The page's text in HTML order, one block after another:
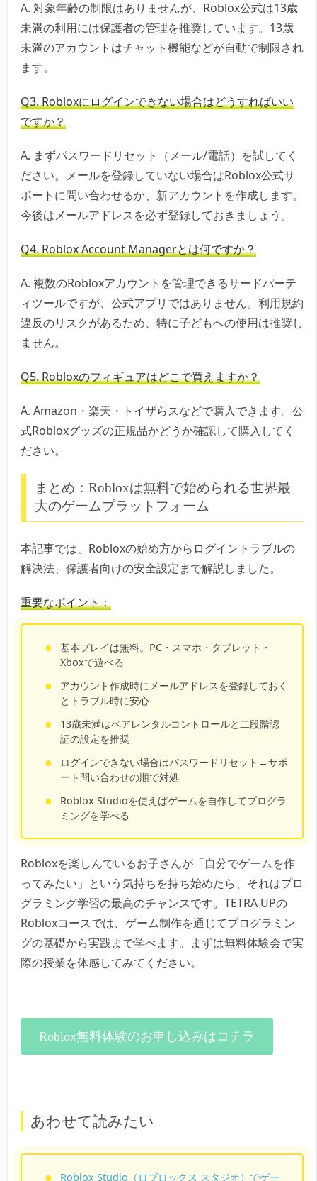
A. 対象年齢の制限はありませんが、Roblox公式は13歳
未満の利用には保護者の管理を推奨しています。13歳
未満のアカウントはチャット機能などが自動で制限され
ます。
Q3. Robloxにログインできない場合はどうすればいい
ですか？
A. まずパスワードリセット（メール/電話）を試してく
ださい。メールを登録していない場合はRoblox公式サ
ポートに問い合わせるか、新アカウントを作成します。
今後はメールアドレスを必ず登録しておきましょう。
Q4. Roblox Account Managerとは何ですか？
A. 複数のRobloxアカウントを管理できるサードパーテ
ィツールですが、公式アプリではありません。利用規約
違反のリスクがあるため、特に子どもへの使用は推奨し
ません。
Q5. Robloxのフィギュアはどこで買えますか？
A. Amazon・楽天・トイザらスなどで購入できます。公
式Robloxグッズの正規品かどうか確認して購入してく
ださい。
まとめ：Robloxは無料で始められる世界最
大のゲームプラットフォーム
本記事では、Robloxの始め方からログイントラブルの
解決法、保護者向けの安全設定まで解説しました。
重要なポイント：
基本プレイは無料。PC・スマホ・タブレット・
Xboxで遊べる
アカウント作成時にメールアドレスを登録しておく
とトラブル時に安心
13歳未満はペアレンタルコントロールと二段階認
証の設定を推奨
ログインできない場合はパスワードリセット→サポ
ート問い合わせの順で対処
Roblox Studioを使えばゲームを自作してプログラ
ミングを学べる
Robloxを楽しんでいるお子さんが「自分でゲームを作
ってみたい」という気持ちを持ち始めたら、それはプロ
グラミング学習の最高のチャンスです。TETRA UPの
Robloxコースでは、ゲーム制作を通じてプログラミン
グの基礎から実践まで学べます。まずは無料体験会で実
際の授業を体感してみてください。
Roblox無料体験のお申し込みはコチラ
あわせて読みたい
Roblox Studio（ロブロックス スタジオ）でゲー